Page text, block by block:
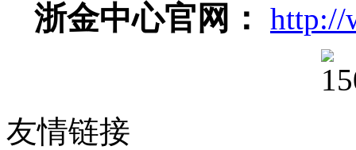
浙金中心官网：
http://
友情链接